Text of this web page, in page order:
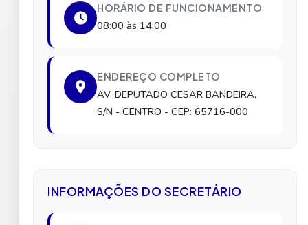
HORÁRIO DE FUNCIONAMENTO
08:00 às 14:00
ENDEREÇO COMPLETO
AV. DEPUTADO CESAR BANDEIRA,
S/N - CENTRO - CEP: 65716-000
INFORMAÇÕES DO SECRETÁRIO